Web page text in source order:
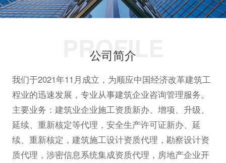
PROFILE
公司简介
我们于2021年11月成立，为顺应中国经济改革建筑工
程业的迅速发展，专业从事建筑企业咨询管理服务。
主要业务：建筑业企业施工资质新办、增项、升级、
延续、重新核定等代理，安全生产许可证新办、延
续、重新核定，建筑施工设计资质代理，勘察设计资
质代理，涉密信息系统集成资质代理，房地产企业开